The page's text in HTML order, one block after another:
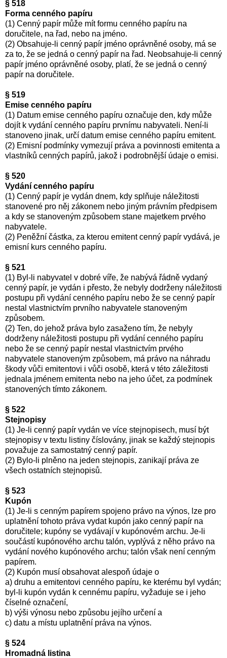
§ 518
Forma cenného papíru
(1) Cenný papír může mít formu cenného papíru na
doručitele, na řad, nebo na jméno.
(2) Obsahuje-li cenný papír jméno oprávněné osoby, má se
za to, že se jedná o cenný papír na řad. Neobsahuje-li cenný
papír jméno oprávněné osoby, platí, že se jedná o cenný
papír na doručitele.
§ 519
Emise cenného papíru
(1) Datum emise cenného papíru označuje den, kdy může
dojít k vydání cenného papíru prvnímu nabyvateli. Není-li
stanoveno jinak, určí datum emise cenného papíru emitent.
(2) Emisní podmínky vymezují práva a povinnosti emitenta a
vlastníků cenných papírů, jakož i podrobnější údaje o emisi.
§ 520
Vydání cenného papíru
(1) Cenný papír je vydán dnem, kdy splňuje náležitosti
stanovené pro něj zákonem nebo jiným právním předpisem
a kdy se stanoveným způsobem stane majetkem prvého
nabyvatele.
(2) Peněžní částka, za kterou emitent cenný papír vydává, je
emisní kurs cenného papíru.
§ 521
(1) Byl-li nabyvatel v dobré víře, že nabývá řádně vydaný
cenný papír, je vydán i přesto, že nebyly dodrženy náležitosti
postupu při vydání cenného papíru nebo že se cenný papír
nestal vlastnictvím prvního nabyvatele stanoveným
způsobem.
(2) Ten, do jehož práva bylo zasaženo tím, že nebyly
dodrženy náležitosti postupu při vydání cenného papíru
nebo že se cenný papír nestal vlastnictvím prvého
nabyvatele stanoveným způsobem, má právo na náhradu
škody vůči emitentovi i vůči osobě, která v této záležitosti
jednala jménem emitenta nebo na jeho účet, za podmínek
stanovených tímto zákonem.
§ 522
Stejnopisy
(1) Je-li cenný papír vydán ve více stejnopisech, musí být
stejnopisy v textu listiny číslovány, jinak se každý stejnopis
považuje za samostatný cenný papír.
(2) Bylo-li plněno na jeden stejnopis, zanikají práva ze
všech ostatních stejnopisů.
§ 523
Kupón
(1) Je-li s cenným papírem spojeno právo na výnos, lze pro
uplatnění tohoto práva vydat kupón jako cenný papír na
doručitele; kupóny se vydávají v kupónovém archu. Je-li
součástí kupónového archu talón, vyplývá z něho právo na
vydání nového kupónového archu; talón však není cenným
papírem.
(2) Kupón musí obsahovat alespoň údaje o
a) druhu a emitentovi cenného papíru, ke kterému byl vydán;
byl-li kupón vydán k cennému papíru, vyžaduje se i jeho
číselné označení,
b) výši výnosu nebo způsobu jejího určení a
c) datu a místu uplatnění práva na výnos.
§ 524
Hromadná listina